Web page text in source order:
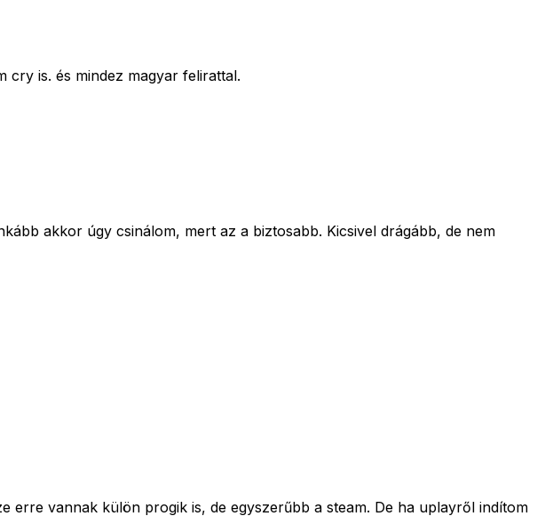
cry is. és mindez magyar felirattal.
akkor úgy csinálom, mert az a biztosabb. Kicsivel drágább, de nem
erre vannak külön progik is, de egyszerűbb a steam. De ha uplayről indítom